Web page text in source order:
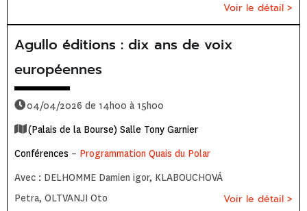
Voir le détail >
Agullo éditions : dix ans de voix
européennes
04/04/2026 de 14h00 à 15h00
(Palais de la Bourse) Salle Tony Garnier
Conférences – Programmation Quais du Polar
Avec : DELHOMME Damien igor, KLABOUCHOVÁ
Petra, OLTVANJI Oto
Voir le détail >